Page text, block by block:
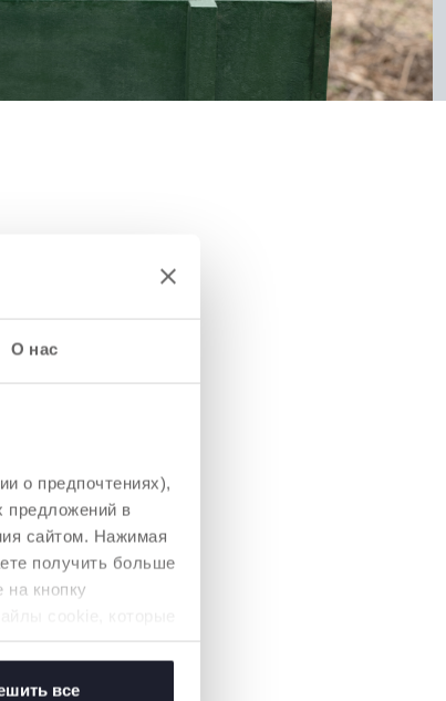
О нас
о предпочтениях),
предложений в
сайтом. Нажимая
получить больше
кнопку
все